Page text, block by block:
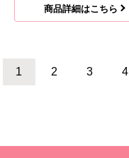
商品詳細はこちら
1 2 3 4